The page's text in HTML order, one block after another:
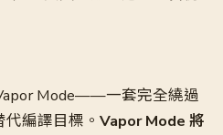
Mode——一套完全繞過
編譯目標。 Vapor Mode 將